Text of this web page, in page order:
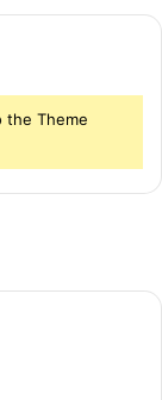
the Theme